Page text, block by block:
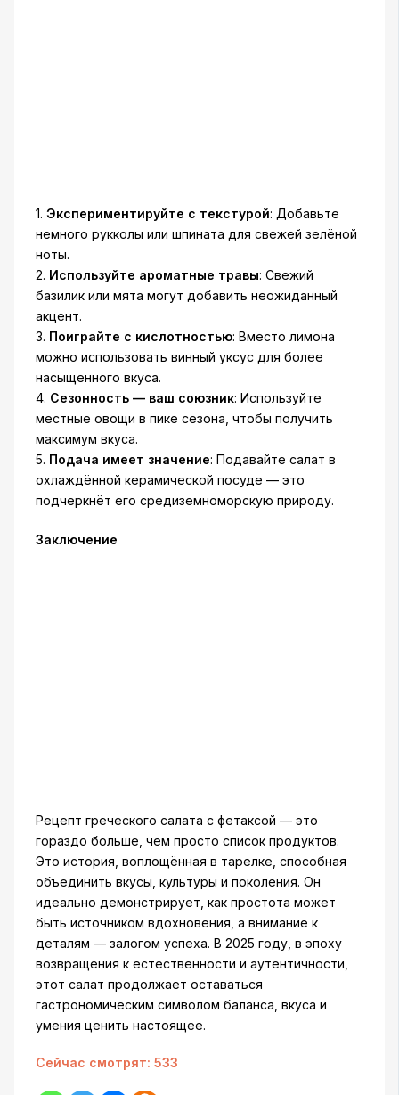
1. Экспериментируйте с текстурой: Добавьте
немного рукколы или шпината для свежей зелёной
ноты.
2. Используйте ароматные травы: Свежий
базилик или мята могут добавить неожиданный
акцент.
3. Поиграйте с кислотностью: Вместо лимона
можно использовать винный уксус для более
насыщенного вкуса.
4. Сезонность — ваш союзник: Используйте
местные овощи в пике сезона, чтобы получить
максимум вкуса.
5. Подача имеет значение: Подавайте салат в
охлаждённой керамической посуде — это
подчеркнёт его средиземноморскую природу.
Заключение
Рецепт греческого салата с фетаксой — это
гораздо больше, чем просто список продуктов.
Это история, воплощённая в тарелке, способная
объединить вкусы, культуры и поколения. Он
идеально демонстрирует, как простота может
быть источником вдохновения, а внимание к
деталям — залогом успеха. В 2025 году, в эпоху
возвращения к естественности и аутентичности,
этот салат продолжает оставаться
гастрономическим символом баланса, вкуса и
умения ценить настоящее.
Сейчас смотрят: 533